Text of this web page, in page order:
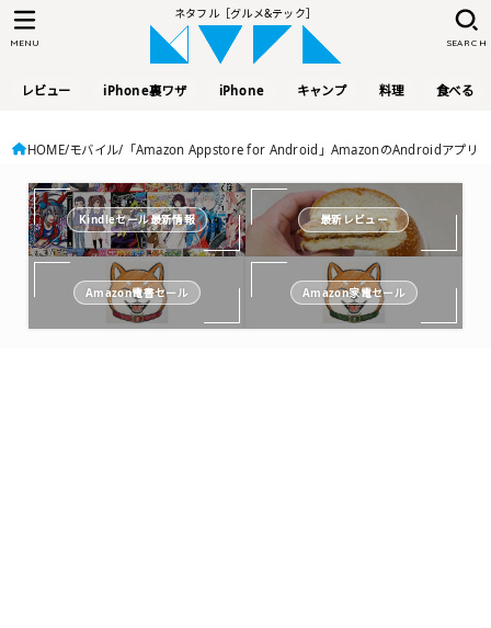
ネタフル［グルメ&テック］
レビュー iPhone裏ワザ iPhone キャンプ 料理 食べる
SEARCH
MENU
HOME モバイル 「Amazon Appstore for Android」AmazonのAndroidアプリ
Kindleセール最新情報 最新レビュー
Amazon電書セール Amazon家電セール